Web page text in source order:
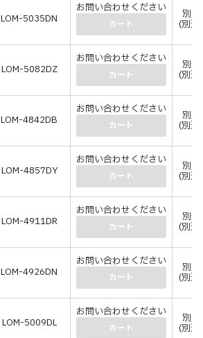
LOM-5035DN
お問い合わせください
カート
別途
(別途
LOM-5082DZ
お問い合わせください
カート
別途
(別途
LOM-4842DB
お問い合わせください
カート
別途
(別途
LOM-4857DY
お問い合わせください
カート
別途
(別途
LOM-4911DR
お問い合わせください
カート
別途
(別途
LOM-4926DN
お問い合わせください
カート
別途
(別途
LOM-5009DL
お問い合わせください
カート
別途
(別途